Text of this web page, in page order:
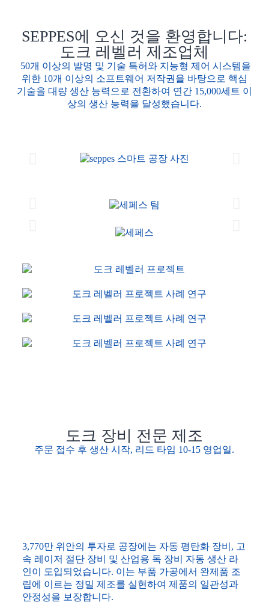
SEPPES에 오신 것을 환영합니다:
도크 레벨러 제조업체
50개 이상의 발명 및 기술 특허와 지능형 제어 시스템을
위한 10개 이상의 소프트웨어 저작권을 바탕으로 핵심
기술을 대량 생산 능력으로 전환하여 연간 15,000세트 이
상의 생산 능력을 달성했습니다.
도크 장비 전문 제조
주문 접수 후 생산 시작, 리드 타임 10-15 영업일.
3,770만 위안의 투자로 공장에는 자동 평탄화 장비, 고
속 레이저 절단 장비 및 산업용 독 장비 자동 생산 라
인이 도입되었습니다. 이는 부품 가공에서 완제품 조
립에 이르는 정밀 제조를 실현하여 제품의 일관성과
안정성을 보장합니다.